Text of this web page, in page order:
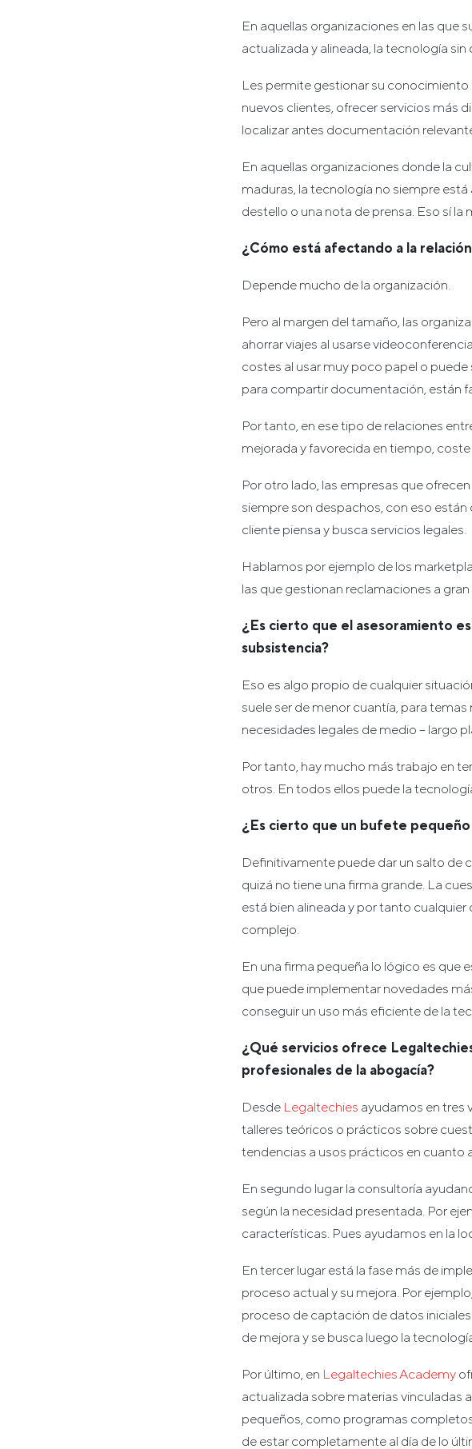
En aquellas organizaciones en las que
actualizada y alineada, la tecnología
Les permite gestionar su
nuevos clientes, ofrecer servicios más
localizar antes documentación
En aquellas organizaciones donde la
maduras, la tecnología no siempre
destello o una nota de prensa. Eso sí la
¿Cómo está afectando a la
Depende mucho de la organización.
Pero al margen del tamaño, las
ahorrar viajes al usarse
costes al usar muy poco papel o
para compartir documentación, están
Por tanto, en ese tipo de relaciones
mejorada y favorecida en tiempo,
Por otro lado, las empresas que
siempre son despachos, con eso
cliente piensa y busca servicios legales.
Hablamos por ejemplo de los
las que gestionan reclamaciones a gran
¿Es cierto que el asesoramiento
subsistencia?
Eso es algo propio de cualquier
suele ser de menor cuantía, para
necesidades legales de medio – largo
Por tanto, hay mucho más trabajo en
otros. En todos ellos puede la
¿Es cierto que un bufete
Definitivamente puede dar un salto de
quizá no tiene una firma grande. La
está bien alineada y por tanto
complejo.
En una firma pequeña lo lógico es que
que puede implementar novedades
conseguir un uso más eficiente de la
¿Qué servicios ofrece
profesionales de la abogacía?
Desde Legaltechies ayudamos en tres
talleres teóricos o prácticos sobre
tendencias a usos prácticos en cuanto
En segundo lugar la consultoría
según la necesidad presentada. Por
características. Pues ayudamos en la
En tercer lugar está la fase más de
proceso actual y su mejora. Por
proceso de captación de datos
de mejora y se busca luego la
Por último, en Legaltechies Academy
actualizada sobre materias vinculadas
pequeños, como programas
de estar completamente al día de lo